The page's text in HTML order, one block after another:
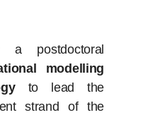
postdoctoral
modelling
to lead the
strand of the